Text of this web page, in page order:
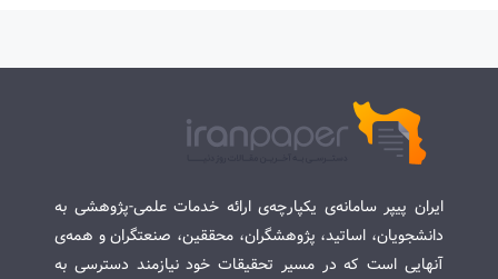
ایران پیپر سامانه‌ی یکپارچه‌ی ارائه خدمات علمی-پژوهشی به
دانشجویان، اساتید، پژوهشگران، محققین، صنعتگران و همه‌ی
آنهایی است که در مسیر تحقیقات خود نیازمند دسترسی به